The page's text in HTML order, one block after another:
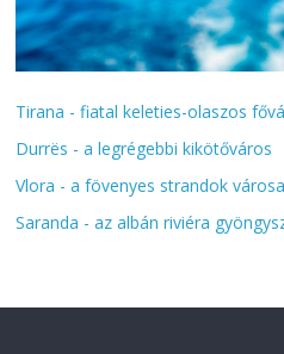
Tirana - fiatal keleties-olaszos
Durrës - a legrégebbi kikötőváros
Vlora - a fövenyes strandok városa
Saranda - az albán riviéra